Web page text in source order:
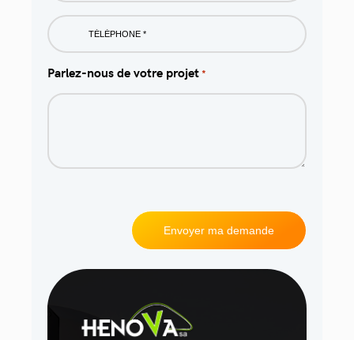
Phone
*
Parlez-nous de votre projet*